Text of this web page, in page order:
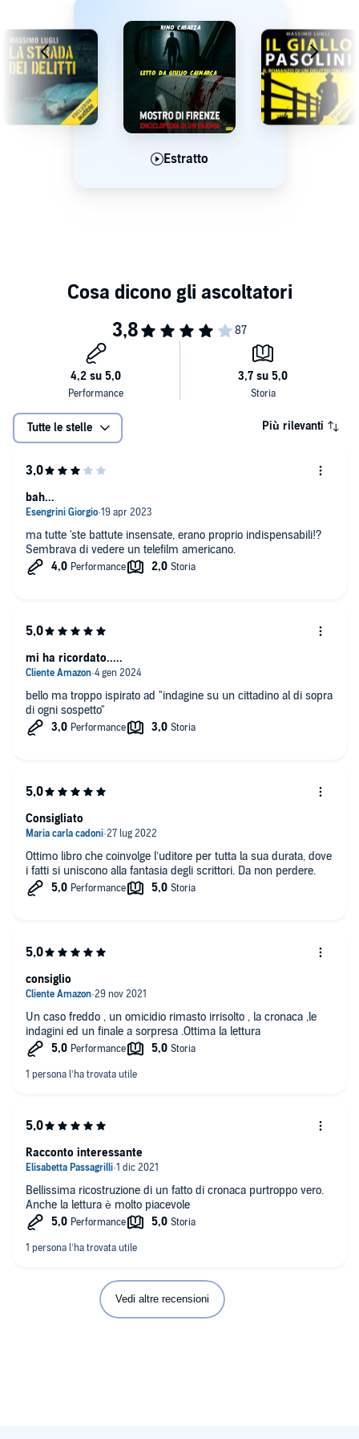
Estratto
Tutte le stelle Più rilevanti
ma tutte 'ste battute insensate, erano proprio indispensabili!?
Sembrava di vedere un telefilm americano.
bah...
bello ma troppo ispirato ad "indagine su un cittadino al di sopra
di ogni sospetto"
mi ha ricordato.....
Ottimo libro che coinvolge l’uditore per tutta la sua durata, dove
i fatti si uniscono alla fantasia degli scrittori. Da non perdere.
Consigliato
Un caso freddo , un omicidio rimasto irrisolto , la cronaca ,le
indagini ed un finale a sorpresa .Ottima la lettura
consiglio
Bellissima ricostruzione di un fatto di cronaca purtroppo vero.
Anche la lettura è molto piacevole
Racconto interessante
Vedi altre recensioni